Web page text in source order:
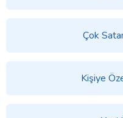
Çok
Kişiye